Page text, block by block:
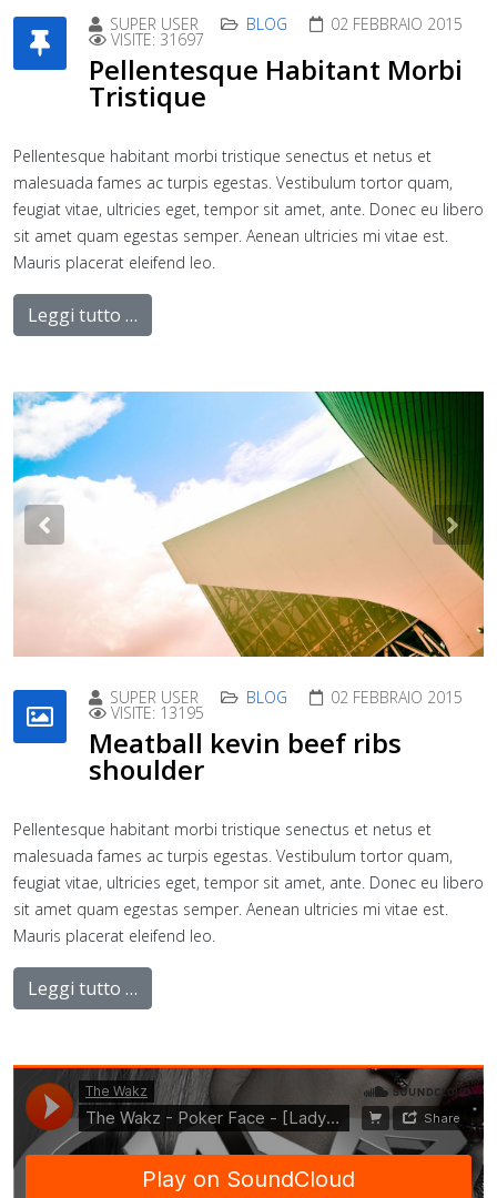
SUPER USER BLOG 02 FEBBRAIO 2015
VISITE: 31697
Pellentesque Habitant Morbi
Tristique
Pellentesque habitant morbi tristique senectus et netus et
malesuada fames ac turpis egestas. Vestibulum tortor quam,
feugiat vitae, ultricies eget, tempor sit amet, ante. Donec eu libero
sit amet quam egestas semper. Aenean ultricies mi vitae est.
Mauris placerat eleifend leo.
Leggi tutto …
Previous
SUPER USER BLOG 02 FEBBRAIO 2015
VISITE: 13195
Meatball kevin beef ribs
shoulder
Pellentesque habitant morbi tristique senectus et netus et
malesuada fames ac turpis egestas. Vestibulum tortor quam,
feugiat vitae, ultricies eget, tempor sit amet, ante. Donec eu libero
sit amet quam egestas semper. Aenean ultricies mi vitae est.
Mauris placerat eleifend leo.
Leggi tutto …